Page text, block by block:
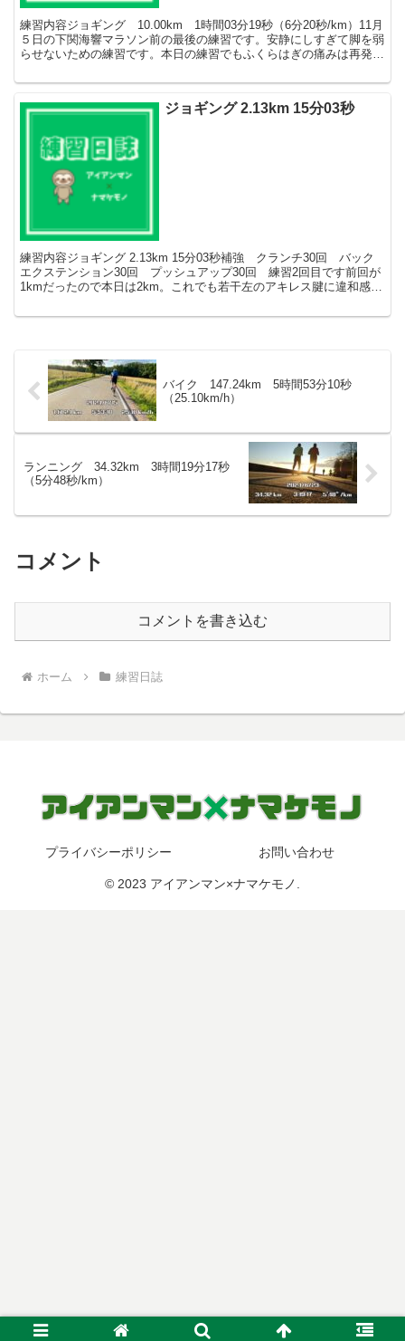
練習内容ジョギング 10.00km 1時間03分19秒（6分20秒/km）11月
５日の下関海響マラソン前の最後の練習です。安静にしすぎて脚を弱
らせないための練習です。本日の練習でもふくらはぎの痛みは再発し
ジョギング 2.13km 15分03秒
練習内容ジョギング 2.13km 15分03秒補強 クランチ30回 バック
エクステンション30回 プッシュアップ30回 練習2回目です前回が
1kmだったので本日は2km。これでも若干左のアキレス腱に違和感が
バイク 147.24km 5時間53分10秒
（25.10km/h）
ランニング 34.32km 3時間19分17秒
（5分48秒/km）
コメント
コメントを書き込む
ホーム 練習日誌
プライバシーポリシー お問い合わせ
© 2023 アイアンマン×ナマケモノ.